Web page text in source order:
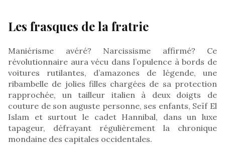
Les frasques de la fratrie
Maniérisme avéré? Narcissisme affirmé? Ce
révolutionnaire aura vécu dans l’opulence à bords de
voitures rutilantes, d’amazones de légende, une
ribambelle de jolies filles chargées de sa protection
rapprochée, un tailleur italien à deux doigts de
couture de son auguste personne, ses enfants, Seïf El
Islam et surtout le cadet Hannibal, dans un luxe
tapageur, défrayant régulièrement la chronique
mondaine des capitales occidentales.